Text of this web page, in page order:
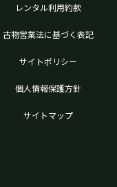
レンタル利用約款
古物営業法に基づく表記
サイトポリシー
個人情報保護方針
サイトマップ